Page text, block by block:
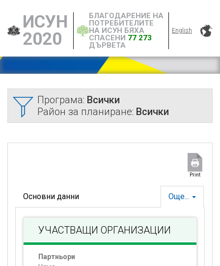
ИСУН
2020
БЛАГОДАРЕНИЕ НА
ПОТРЕБИТЕЛИТЕ
НА ИСУН БЯХА
СПАСЕНИ 77 273
ДЪРВЕТА
English
Програма: Всички
Район за планиране: Всички
Print
Още...
Основни данни
УЧАСТВАЩИ ОРГАНИЗАЦИИ
Партньори